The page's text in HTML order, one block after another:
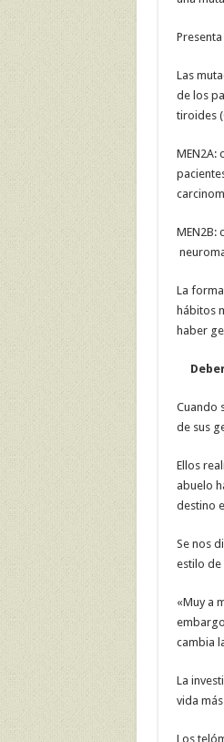
Las
de los
tiroides
MEN2A:
MEN2B:
La
hábitos
haber
Cuando
de sus
Ellos
abuelo
destino
Se nos
estilo de
«Muy a
cambia
La
vida
Los